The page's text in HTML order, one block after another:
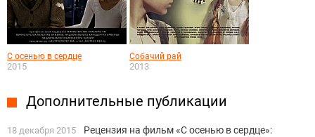
С осенью в сердце
2015
Собачий рай
2013
Дополнительные публикации
18 декабря 2015
Рецензия на фильм «С осенью в сердце»: